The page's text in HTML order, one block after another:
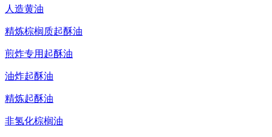
人造黄油
精炼棕榈质起酥油
煎炸专用起酥油
油炸起酥油
精炼起酥油
非氢化棕榈油